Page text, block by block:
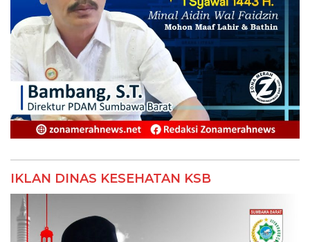
IKLAN DINAS KESEHATAN KSB